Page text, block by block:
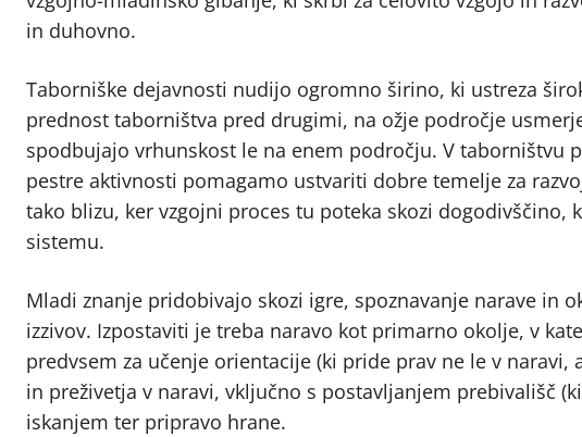
in duhovno.
Taborniške dejavnosti nudijo ogromno širino, ki ustreza
prednost taborništva pred drugimi, na ožje področje
spodbujajo vrhunskost le na enem področju. V
pestre aktivnosti pomagamo ustvariti dobre temelje za
tako blizu, ker vzgojni proces tu poteka skozi
sistemu.
Mladi znanje pridobivajo skozi igre, spoznavanje narave in
izzivov. Izpostaviti je treba naravo kot primarno okolje, v
predvsem za učenje orientacije (ki pride prav ne le v
in preživetja v naravi, vključno s postavljanjem prebivališč
iskanjem ter pripravo hrane.